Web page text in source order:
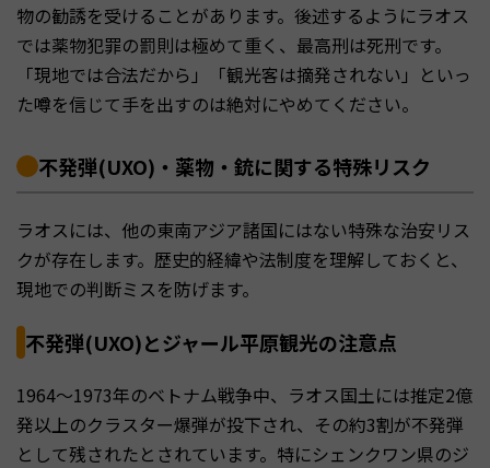
物の勧誘を受けることがあります。後述するようにラオス
では薬物犯罪の罰則は極めて重く、最高刑は死刑です。
「現地では合法だから」「観光客は摘発されない」といっ
た噂を信じて手を出すのは絶対にやめてください。
不発弾(UXO)・薬物・銃に関する特殊リスク
ラオスには、他の東南アジア諸国にはない特殊な治安リス
クが存在します。歴史的経緯や法制度を理解しておくと、
現地での判断ミスを防げます。
不発弾(UXO)とジャール平原観光の注意点
1964〜1973年のベトナム戦争中、ラオス国土には推定2億
発以上のクラスター爆弾が投下され、その約3割が不発弾
として残されたとされています。特にシェンクワン県のジ